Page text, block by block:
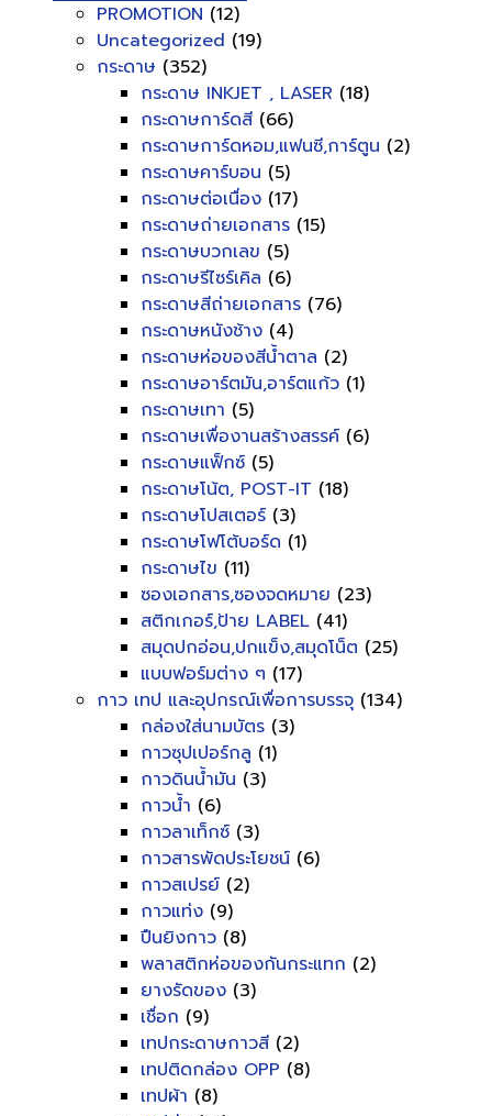
PROMOTION (12)
Uncategorized (19)
กระดาษ (352)
กระดาษ INKJET , LASER (18)
กระดาษการ์ดสี (66)
กระดาษการ์ดหอม,แฟนซี,การ์ตูน (2)
กระดาษคาร์บอน (5)
กระดาษต่อเนื่อง (17)
กระดาษถ่ายเอกสาร (15)
กระดาษบวกเลข (5)
กระดาษรีไซร์เคิล (6)
กระดาษสีถ่ายเอกสาร (76)
กระดาษหนังช้าง (4)
กระดาษห่อของสีน้ำตาล (2)
กระดาษอาร์ตมัน,อาร์ตแก้ว (1)
กระดาษเทา (5)
กระดาษเพื่องานสร้างสรรค์ (6)
กระดาษแฟ็กซ์ (5)
กระดาษโน้ต, POST-IT (18)
กระดาษโปสเตอร์ (3)
กระดาษโฟโต้บอร์ด (1)
กระดาษไข (11)
ซองเอกสาร,ซองจดหมาย (23)
สติกเกอร์,ป้าย LABEL (41)
สมุดปกอ่อน,ปกแข็ง,สมุดโน็ต (25)
แบบฟอร์มต่าง ๆ (17)
กาว เทป และอุปกรณ์เพื่อการบรรจุ (134)
กล่องใส่นามบัตร (3)
กาวซุปเปอร์กลู (1)
กาวดินน้ำมัน (3)
กาวน้ำ (6)
กาวลาเท็กซ์ (3)
กาวสารพัดประโยชน์ (6)
กาวสเปรย์ (2)
กาวแท่ง (9)
ปืนยิงกาว (8)
พลาสติกห่อของกันกระแทก (2)
ยางรัดของ (3)
เชื่อก (9)
เทปกระดาษกาวสี (2)
เทปติดกล่อง OPP (8)
เทปผ้า (8)